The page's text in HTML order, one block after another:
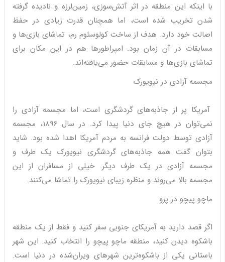
با اینکه این منطقه در اثر آتش‌سوزی، زمین‌لرزه و نادیده گرفته
شدن تخریب شده است، اما همچنان قدرت زیادی در حفظ
اصالت خود دارد. هدف از ساخت کولوسئوم رم، تماشای بازی‌ها و
مسابقات در آن زمان بود. امپراطورها هم در این مکان برای
تماشای بازی‌ها و مسابقات حضور می‌یافته‌اند.
مجسمه آزادی در نیویورک
آمریکا پر از جاذبه‌های گردشگری است، اما مجسمه آزادی را
نمی‌توان در هیچ جای دنیا پیدا کرد. در سال 1896، مجسمه
آزادی توسط دولت فرانسه به مردم آمریکا اهدا شده بود. شاید
بتوان گفت همه جاذبه‌های گردشگری نیویورک یک طرف و
مجسمه آزادی در یک طرف دیگر. خیلی از مسافران از این
مجسمه بالا می‌روند و منظره زیبای نیویورک را تماشا می‌کنند.
ماچو پیچو در پرو
اگر قصد دارید به آمریکای جنوبی سفر کنید و فقط از یک منطقه
باشکوه دیدن کنید، منطقه ماچو پیچو را انتخاب کنید. این شهر
باستانی یکی از باشکوه‌ترین شهرهای ویران‌شده در دنیا است.